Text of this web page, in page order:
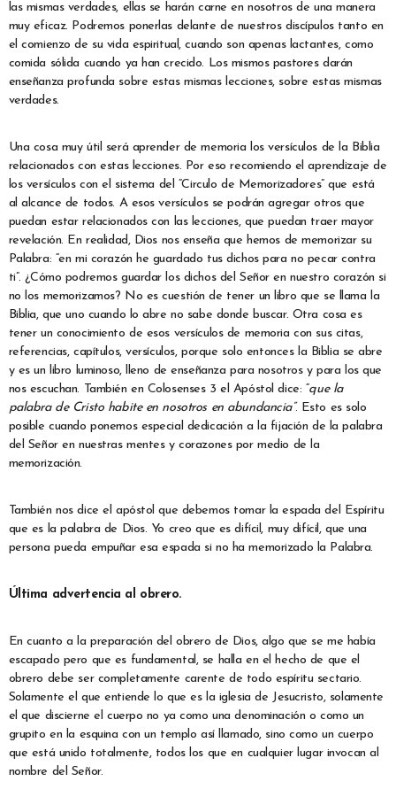
las mismas verdades, ellas se harán carne en nosotros de una manera
muy eficaz. Podremos ponerlas delante de nuestros discípulos tanto en
el comienzo de su vida espiritual, cuando son apenas lactantes, como
comida sólida cuando ya han crecido. Los mismos pastores darán
enseñanza profunda sobre estas mismas lecciones, sobre estas mismas
verdades.
Una cosa muy útil será aprender de memoria los versículos de la Biblia
relacionados con estas lecciones. Por eso recomiendo el aprendizaje de
los versículos con el sistema del “Circulo de Memorizadores” que está
al alcance de todos. A esos versículos se podrán agregar otros que
puedan estar relacionados con las lecciones, que puedan traer mayor
revelación. En realidad, Dios nos enseña que hemos de memorizar su
Palabra: “en mi corazón he guardado tus dichos para no pecar contra
ti”. ¿Cómo podremos guardar los dichos del Señor en nuestro corazón si
no los memorizamos? No es cuestión de tener un libro que se llama la
Biblia, que uno cuando lo abre no sabe donde buscar. Otra cosa es
tener un conocimiento de esos versículos de memoria con sus citas,
referencias, capítulos, versículos, porque solo entonces la Biblia se abre
y es un libro luminoso, lleno de enseñanza para nosotros y para los que
nos escuchan. También en Colosenses 3 el Apóstol dice: “que la
palabra de Cristo habite en nosotros en abundancia”. Esto es solo
posible cuando ponemos especial dedicación a la fijación de la palabra
del Señor en nuestras mentes y corazones por medio de la
memorización.
También nos dice el apóstol que debemos tomar la espada del Espíritu
que es la palabra de Dios. Yo creo que es difícil, muy difícil, que una
persona pueda empuñar esa espada si no ha memorizado la Palabra.
Última advertencia al obrero.
En cuanto a la preparación del obrero de Dios, algo que se me había
escapado pero que es fundamental, se halla en el hecho de que el
obrero debe ser completamente carente de todo espíritu sectario.
Solamente el que entiende lo que es la iglesia de Jesucristo, solamente
el que discierne el cuerpo no ya como una denominación o como un
grupito en la esquina con un templo así llamado, sino como un cuerpo
que está unido totalmente, todos los que en cualquier lugar invocan al
nombre del Señor.